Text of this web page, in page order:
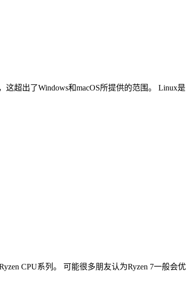
超出了Windows和macOS所提供的范围。 Linux是
CPU系列。 可能很多朋友认为Ryzen 7一般会优